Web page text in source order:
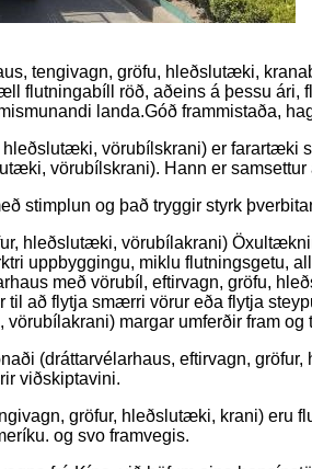
tengivagn, gröfu, hleðslutæki,
flutningabíll röð, aðeins á þessu ári,
landa.Góð frammistaða,
vörubílskrani) er farartæki
vörubílskrani). Hann er
stimplun og það tryggir styrk
hleðslutæki, vörubílakrani)
uppbyggingu, miklu flutningsgetu,
með vörubíl, eftirvagn, gröfu,
að flytja smærri vörur eða flytja
margar umferðir fram
(dráttarvélarhaus, eftirvagn,
viðskiptavini.
gröfur, hleðslutæki, krani) eru
og svo framvegis.